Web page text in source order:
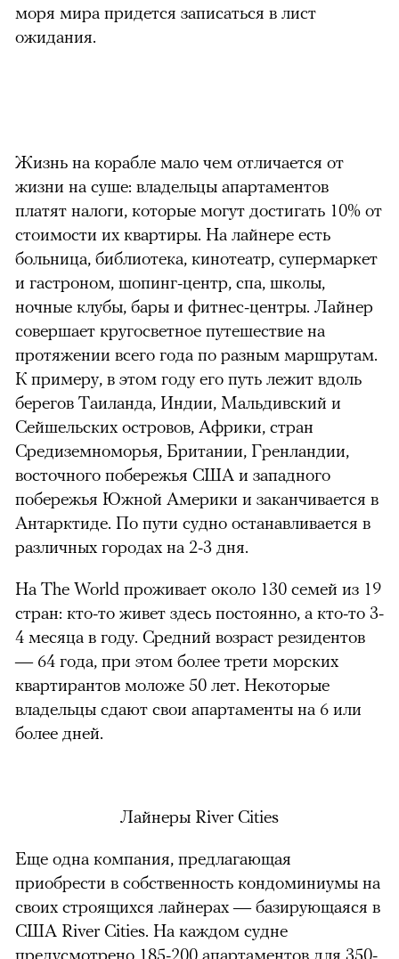
моря мира придется записаться в лист
ожидания.
Жизнь на корабле мало чем отличается от
жизни на суше: владельцы апартаментов
платят налоги, которые могут достигать 10% от
стоимости их квартиры. На лайнере есть
больница, библиотека, кинотеатр, супермаркет
и гастроном, шопинг-центр, спа, школы,
ночные клубы, бары и фитнес-центры. Лайнер
совершает кругосветное путешествие на
протяжении всего года по разным маршрутам.
К примеру, в этом году его путь лежит вдоль
берегов Таиланда, Индии, Мальдивский и
Сейшельских островов, Африки, стран
Средиземноморья, Британии, Гренландии,
восточного побережья США и западного
побережья Южной Америки и заканчивается в
Антарктиде. По пути судно останавливается в
различных городах на 2-3 дня.
На The World проживает около 130 семей из 19
стран: кто-то живет здесь постоянно, а кто-то 3-
4 месяца в году. Средний возраст резидентов
— 64 года, при этом более трети морских
квартирантов моложе 50 лет. Некоторые
владельцы сдают свои апартаменты на 6 или
более дней.
Лайнеры River Cities
Еще одна компания, предлагающая
приобрести в собственность кондоминиумы на
своих строящихся лайнерах — базирующаяся в
США River Cities. На каждом судне
предусмотрено 185-200 апартаментов для 350-